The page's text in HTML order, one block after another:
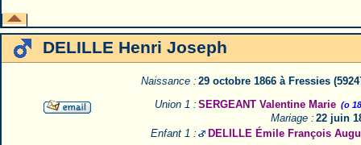
DELILLE Henri Joseph
Naissance : 29 octobre 1866 à Fressies
Union 1 : SERGEANT Valentine Marie (o
Mariage : 22 juin
Enfant 1 :
DELILLE Émile François